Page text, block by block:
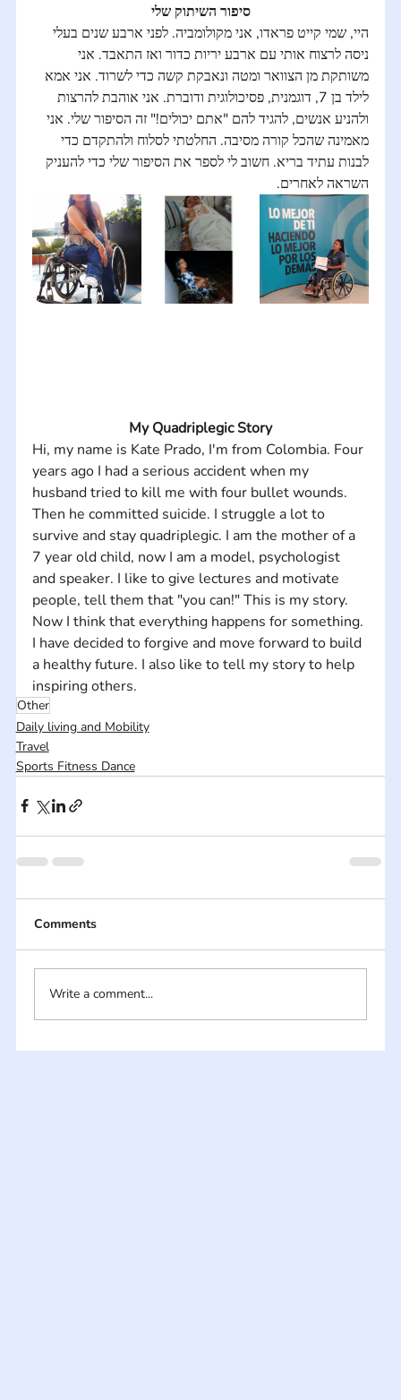
סיפור השיתוק שלי
היי, שמי קייט פראדו, אני מקולומביה. לפני ארבע שנים בעלי
ניסה לרצוח אותי עם ארבע יריות כדור ואז התאבד. אני
משותקת מן הצוואר ומטה ונאבקת קשה כדי לשרוד. אני אמא
לילד בן 7, דוגמנית, פסיכולוגית ודוברת. אני אוהבת להרצות
ולהניע אנשים, להגיד להם "אתם יכולים!" זה הסיפור שלי. אני
מאמינה שהכל קורה מסיבה. החלטתי לסלוח ולהתקדם כדי
לבנות עתיד בריא. חשוב לי לספר את הסיפור שלי כדי להעניק
השראה לאחרים.
My Quadriplegic Story
Hi, my name is Kate Prado, I'm from Colombia. Four
years ago I had a serious accident when my
husband tried to kill me with four bullet wounds.
Then he committed suicide. I struggle a lot to
survive and stay quadriplegic. I am the mother of a
7 year old child, now I am a model, psychologist
and speaker. I like to give lectures and motivate
people, tell them that "you can!" This is my story.
Now I think that everything happens for something.
I have decided to forgive and move forward to build
a healthy future. I also like to tell my story to help
inspiring others.
Other
Daily living and Mobility
Travel
Sports Fitness Dance
Comments
Write a comment...